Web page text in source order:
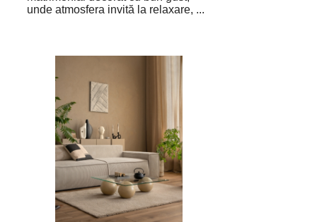
unde atmosfera invită la relaxare, ...